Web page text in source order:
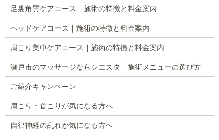
足裏角質ケアコース｜施術の特徴と料金案内
ヘッドケアコース｜施術の特徴と料金案内
肩こり集中ケアコース｜施術の特徴と料金案内
瀬戸市のマッサージならシエスタ｜施術メニューの選び方
ご紹介キャンペーン
肩こり・首こりが気になる方へ
自律神経の乱れが気になる方へ